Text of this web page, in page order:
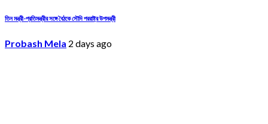
তিন মন্ত্রী-প্রতিমন্ত্রীর সঙ্গে বৈঠকে সৌদি পররাষ্ট্র উপমন্ত্রী
Probash Mela 2 days ago